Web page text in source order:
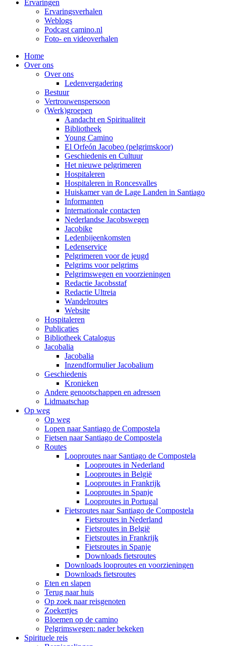
Ervaringen
Ervaringsverhalen
Weblogs
Podcast camino.nl
Foto- en videoverhalen
Home
Over ons
Over ons
Ledenvergadering
Bestuur
Vertrouwenspersoon
(Werk)groepen
Aandacht en Spiritualiteit
Bibliotheek
Young Camino
El Orfeón Jacobeo (pelgrimskoor)
Geschiedenis en Cultuur
Het nieuwe pelgrimeren
Hospitaleren
Hospitaleren in Roncesvalles
Huiskamer van de Lage Landen in Santiago
Informanten
Internationale contacten
Nederlandse Jacobswegen
Jacobike
Ledenbijeenkomsten
Ledenservice
Pelgrimeren voor de jeugd
Pelgrims voor pelgrims
Pelgrimswegen en voorzieningen
Redactie Jacobsstaf
Redactie Ultreia
Wandelroutes
Website
Hospitaleren
Publicaties
Bibliotheek Catalogus
Jacobalia
Jacobalia
Inzendformulier Jacobalium
Geschiedenis
Kronieken
Andere genootschappen en adressen
Lidmaatschap
Op weg
Op weg
Lopen naar Santiago de Compostela
Fietsen naar Santiago de Compostela
Routes
Looproutes naar Santiago de Compostela
Looproutes in Nederland
Looproutes in België
Looproutes in Frankrijk
Looproutes in Spanje
Looproutes in Portugal
Fietsroutes naar Santiago de Compostela
Fietsroutes in Nederland
Fietsroutes in België
Fietsroutes in Frankrijk
Fietsroutes in Spanje
Downloads fietsroutes
Downloads looproutes en voorzieningen
Downloads fietsroutes
Eten en slapen
Terug naar huis
Op zoek naar reisgenoten
Zoekertjes
Bloemen op de camino
Pelgrimswegen: nader bekeken
Spirituele reis